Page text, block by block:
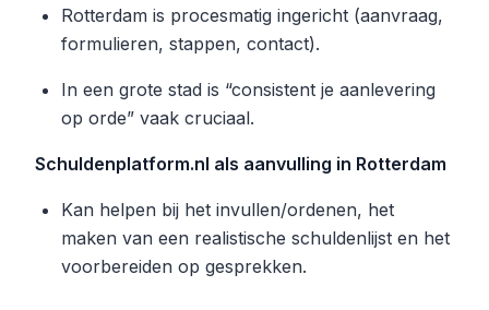
Rotterdam is procesmatig ingericht (aanvraag,
formulieren, stappen, contact).
In een grote stad is “consistent je aanlevering
op orde” vaak cruciaal.
Schuldenplatform.nl als aanvulling in Rotterdam
Kan helpen bij het invullen/ordenen, het
maken van een realistische schuldenlijst en het
voorbereiden op gesprekken.